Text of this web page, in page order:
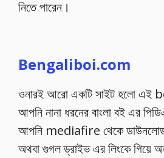
নিতে পারেন।
Bengaliboi.com
ওনারই আরো একটি সাইট হলো এই
আপনি নানা ধরনের বাংলা বই এর
আপনি mediafire থেকে ডাউনলোড
অথবা গুগল ড্রাইভ এর লিংকে গিয়ে